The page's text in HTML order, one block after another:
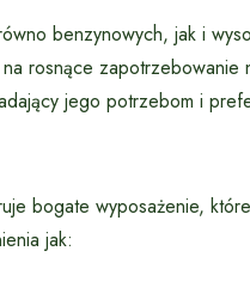
benzynowych, jak i
rosnące zapotrzebowanie
jego potrzebom i
bogate wyposażenie,
jak: